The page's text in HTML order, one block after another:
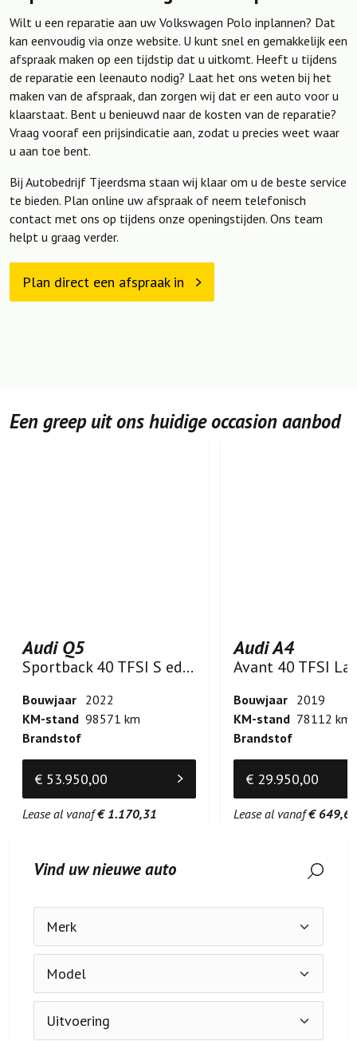
Wilt u een reparatie aan uw Volkswagen Polo inplannen? Dat
kan eenvoudig via onze website. U kunt snel en gemakkelijk een
afspraak maken op een tijdstip dat u uitkomt. Heeft u tijdens
de reparatie een leenauto nodig? Laat het ons weten bij het
maken van de afspraak, dan zorgen wij dat er een auto voor u
klaarstaat. Bent u benieuwd naar de kosten van de reparatie?
Vraag vooraf een prijsindicatie aan, zodat u precies weet waar
u aan toe bent.
Bij Autobedrijf Tjeerdsma staan wij klaar om u de beste service
te bieden. Plan online uw afspraak of neem telefonisch
contact met ons op tijdens onze openingstijden. Ons team
helpt u graag verder.
Plan direct een afspraak in
Vind uw nieuwe auto
Een greep uit ons huidige occasion aanbod
Audi Q5
Sportback 40 TFSI S edition
Bouwjaar 2022
KM-stand 98571 km
Brandstof
€ 53.950,00
Lease al vanaf€ 1.170,31
Audi A4
Bouwjaar
2019
KM-stand 78112 km
Brandstof
€ 29.950,00
Lease al vanaf€ 649,69